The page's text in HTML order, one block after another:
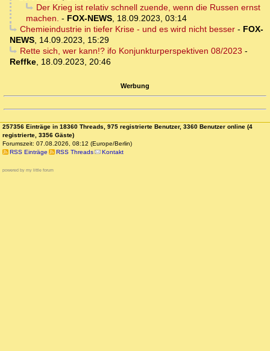
Der Krieg ist relativ schnell zuende, wenn die Russen ernst
machen. - FOX-NEWS, 18.09.2023, 03:14
Chemieindustrie in tiefer Krise - und es wird nicht besser- FOX-
NEWS, 14.09.2023, 15:29
Rette sich, wer kann!? ifo Konjunkturperspektiven 08/2023 -
Reffke, 18.09.2023, 20:46
Werbung
257356 Einträge in 18360 Threads, 975 registrierte Benutzer, 3360 Benutzer online (4
registrierte, 3356 Gäste)
Forumszeit: 07.08.2026, 08:12 (Europe/Berlin)
RSS Einträge
RSS Threads Kontakt
powered by my little forum